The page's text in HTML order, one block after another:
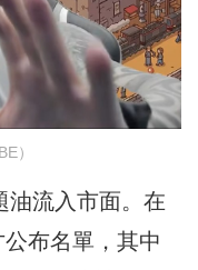
）
油流入市面。在
布名單，其中